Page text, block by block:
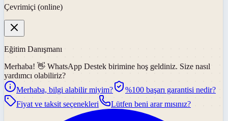
Çevrimiçi (online)
Eğitim Danışmanı
Merhaba! 👋 WhatsApp Destek birimine hoş geldiniz. Size nasıl
yardımcı olabiliriz?
Merhaba, bilgi alabilir miyim?
%100 başarı garantisi nedir?
Fiyat ve taksit seçenekleri
Lütfen beni arar mısınız?